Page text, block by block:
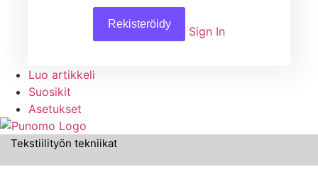
Rekisteröidy
Sign In
Luo artikkeli
Suosikit
Asetukset
Tekstiilityön tekniikat